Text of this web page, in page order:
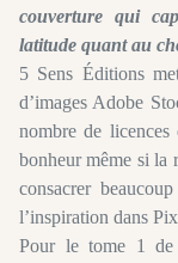
couverture qui
latitude quant au
5 Sens Éditions
d’images Adobe
nombre de
bonheur même si la
consacrer
l’inspiration dans
Pour le tome 1 de